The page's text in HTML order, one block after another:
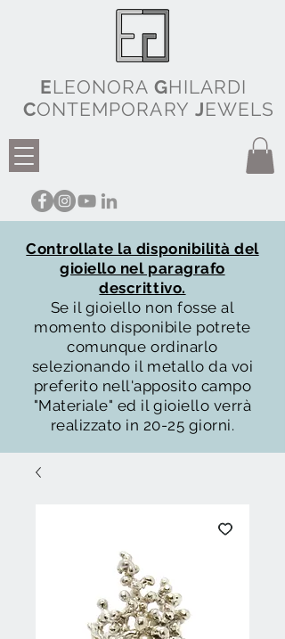
ELEONORA GHILARDI
CONTEMPORARY JEWELS
Controllate la disponibilità del
gioiello nel paragrafo
descrittivo.
Se il gioiello non fosse al
momento disponibile potrete
comunque ordinarlo
selezionando il metallo da voi
preferito nell'apposito campo
"Materiale" ed il gioiello verrà
realizzato in 20-25 giorni.